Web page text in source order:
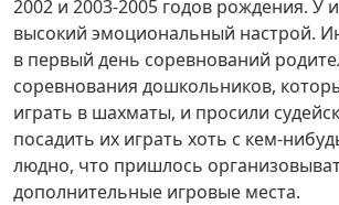
2002 и 2003-2005 годов рождения. У
высокий эмоциональный настрой.
в первый день соревнований
соревнования дошкольников,
играть в шахматы, и просили
посадить их играть хоть с кем-
людно, что пришлось
дополнительные игровые места.